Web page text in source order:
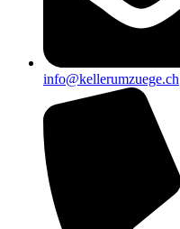
info@kellerumzuege.ch